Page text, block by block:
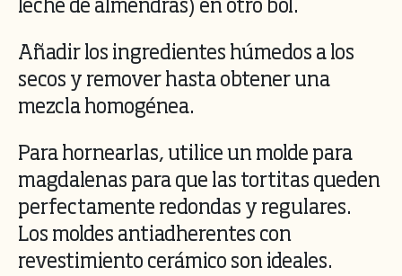
leche de almendras) en otro bol.
Añadir los ingredientes húmedos a los
secos y remover hasta obtener una
mezcla homogénea.
Para hornearlas, utilice un molde para
magdalenas para que las tortitas queden
perfectamente redondas y regulares.
Los moldes antiadherentes con
revestimiento cerámico son ideales.